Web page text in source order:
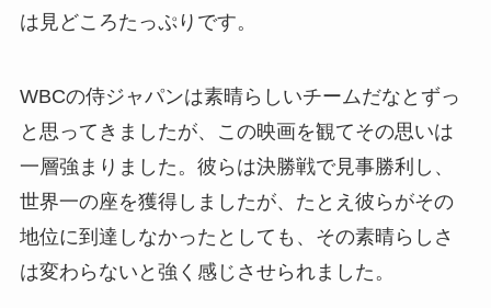
は見どころたっぷりです。
WBCの侍ジャパンは素晴らしいチームだなとずっ
と思ってきましたが、この映画を観てその思いは
一層強まりました。彼らは決勝戦で見事勝利し、
世界一の座を獲得しましたが、たとえ彼らがその
地位に到達しなかったとしても、その素晴らしさ
は変わらないと強く感じさせられました。